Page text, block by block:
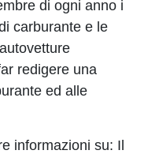
di ogni anno i
carburante e le
redigere una
ed alle
informazioni su: Il